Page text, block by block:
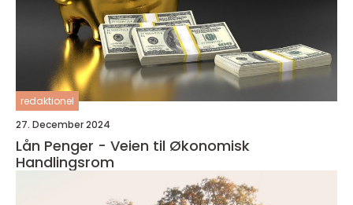
redaktionel
27. December 2024
Lån Penger - Veien til Økonomisk
Handlingsrom